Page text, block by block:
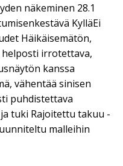
näkeminen 28.1
KylläEi
Häikäisemätön,
irrotettava,
kanssa
vähentää sinisen
puhdistettava
tuki Rajoitettu takuu -
malleihin